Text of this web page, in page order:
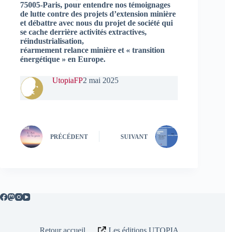
75005-Paris, pour entendre nos témoignages
de lutte contre des projets d’extension minière
et débattre avec nous du projet de société qui
se cache derrière activités extractives,
réindustrialisation,
réarmement relance minière et « transition
énergétique » en Europe.
UtopiaFP2 mai 2025
PRÉCÉDENT SUIVANT
Retour accueil Les éditions UTOPIA